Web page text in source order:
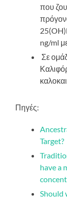
που
ng/ml
Σε
Πηγές:
Target?
have a
Should